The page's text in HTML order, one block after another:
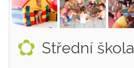
Střední škola